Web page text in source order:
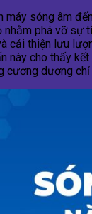
máy sóng âm
nhằm phá vỡ sự
cải thiện lưu
này cho thấy
cương dương